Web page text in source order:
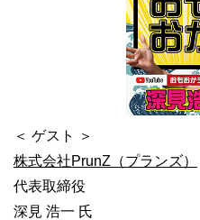
＜ ゲスト ＞
株式会社PrunZ（プランズ）
代表取締役
深見 浩一 氏